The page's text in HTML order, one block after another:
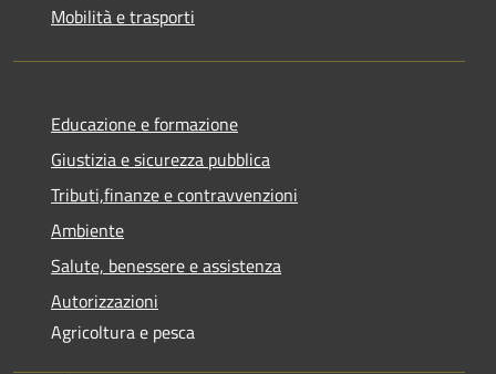
Mobilità e trasporti
Educazione e formazione
Giustizia e sicurezza pubblica
Tributi,finanze e contravvenzioni
Ambiente
Salute, benessere e assistenza
Autorizzazioni
Agricoltura e pesca